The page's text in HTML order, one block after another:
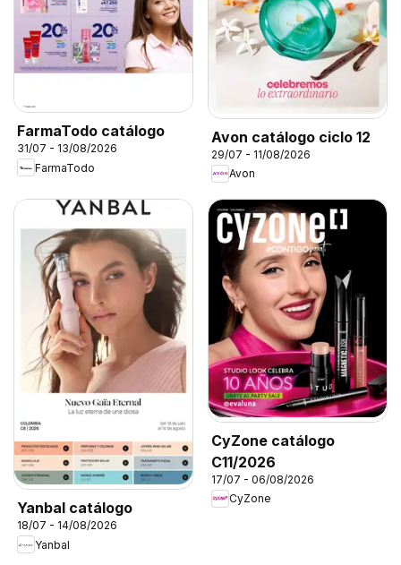
FarmaTodo catálogo
31/07 - 13/08/2026
FarmaTodo
Avon catálogo ciclo 12
29/07 - 11/08/2026
Avon
Yanbal catálogo
18/07 - 14/08/2026
Yanbal
CyZone catálogo
C11/2026
17/07 - 06/08/2026
CyZone